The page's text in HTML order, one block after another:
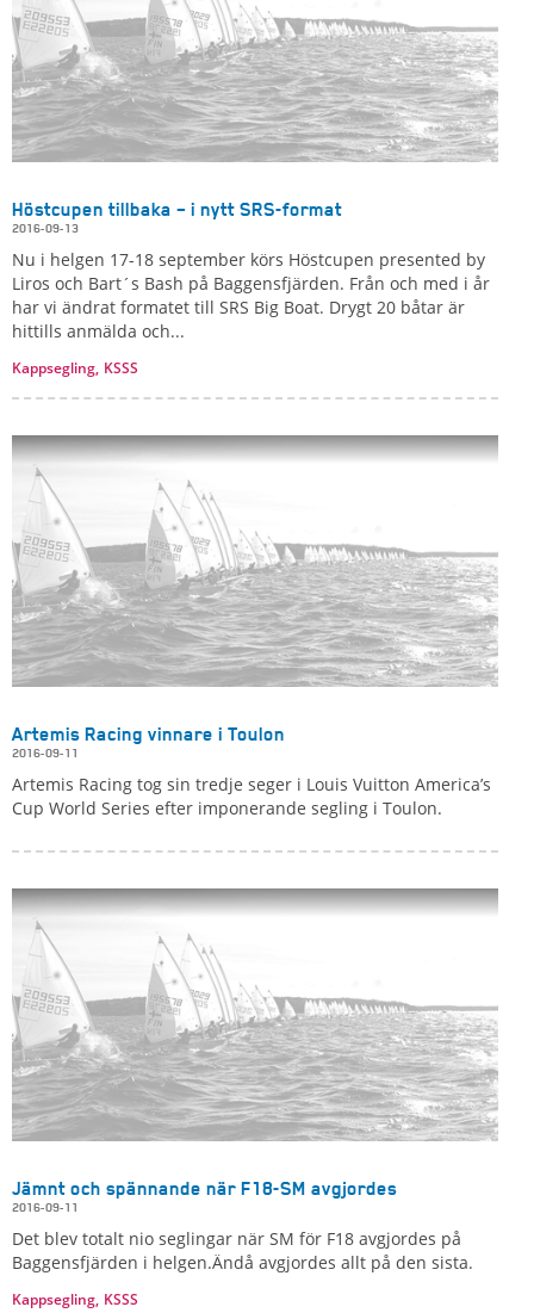
Höstcupen tillbaka – i nytt SRS-format
2016-09-13
Nu i helgen 17-18 september körs Höstcupen presented by
Liros och Bart´s Bash på Baggensfjärden. Från och med i år
har vi ändrat formatet till SRS Big Boat. Drygt 20 båtar är
hittills anmälda och...
Kappsegling, KSSS
Artemis Racing vinnare i Toulon
2016-09-11
Artemis Racing tog sin tredje seger i Louis Vuitton America’s
Cup World Series efter imponerande segling i Toulon.
Jämnt och spännande när F18-SM avgjordes
2016-09-11
Det blev totalt nio seglingar när SM för F18 avgjordes på
Baggensfjärden i helgen.Ändå avgjordes allt på den sista.
Kappsegling, KSSS